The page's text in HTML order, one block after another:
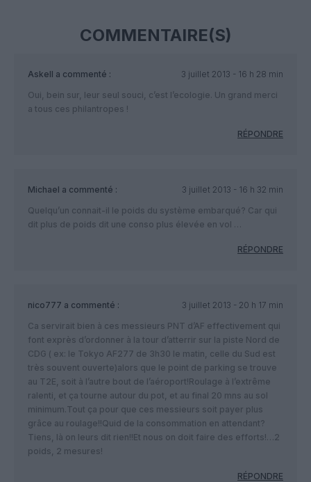
COMMENTAIRE(S)
Askell a commenté :
3 juillet 2013 - 16 h 28 min
Oui, bein sur, leur seul souci, c’est l’ecologie. Un grand merci
a tous ces philantropes !
RÉPONDRE
Michael a commenté :
3 juillet 2013 - 16 h 32 min
Quelqu’un connait-il le poids du système embarqué? Car qui
dit plus de poids dit une conso plus élevée en vol …
RÉPONDRE
nico777 a commenté :
3 juillet 2013 - 20 h 17 min
Ca servirait bien à ces messieurs PNT d’AF effectivement qui
font exprès d’ordonner à la tour d’atterrir sur la piste Nord de
CDG ( ex: le Tokyo AF277 de 3h30 le matin, celle du Sud est
très souvent ouverte)alors que le point de parking se trouve
au T2E, soit à l’autre bout de l’aéroport!Roulage à l’extrême
ralenti, et ça tourne autour du pot, et au final 20 mns au sol
minimum.Tout ça pour que ces messieurs soit payer plus
grâce au roulage!!Quid de la consommation en attendant?
Tiens, là on leurs dit rien!!Et nous on doit faire des efforts!…2
poids, 2 mesures!
RÉPONDRE